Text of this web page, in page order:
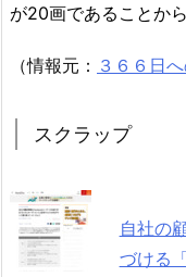
が20画であることから
（情報元： ３６６日
スクラップ
自社の
づける